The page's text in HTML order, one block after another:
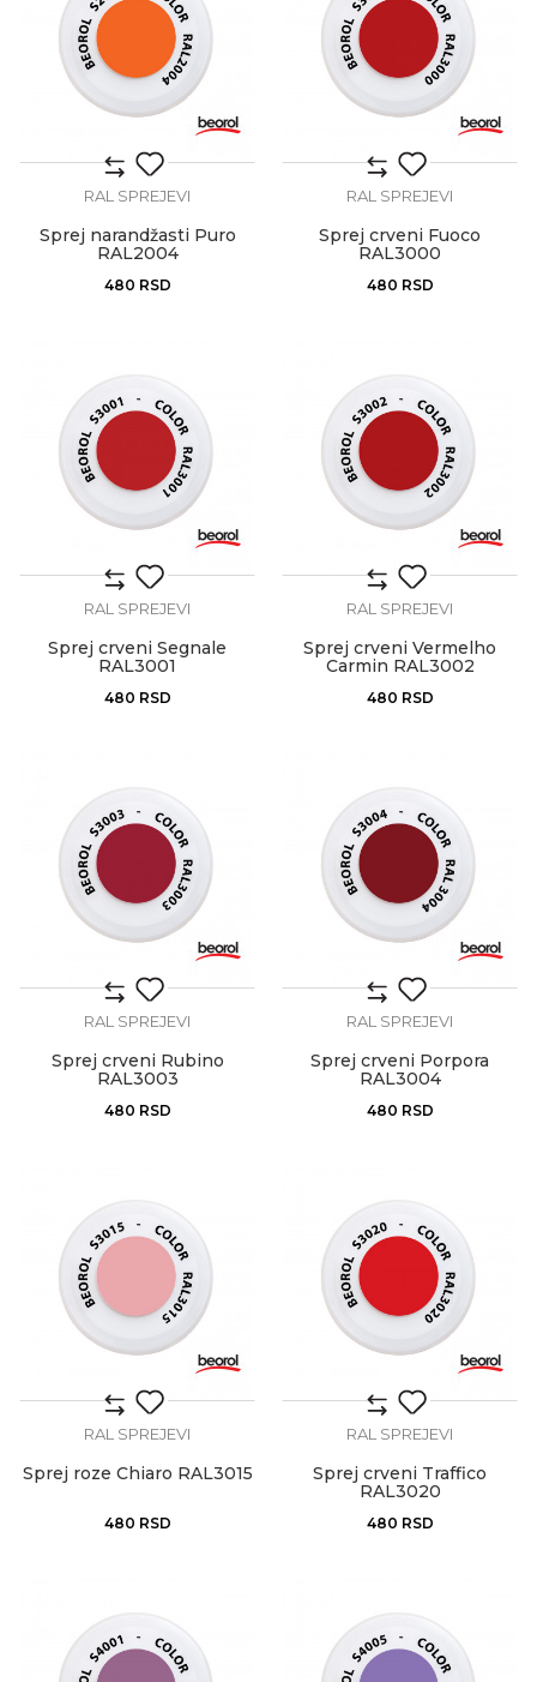
RAL SPREJEVI
Sprej narandžasti Puro
RAL2004
480 RSD
RAL SPREJEVI
Sprej crveni Fuoco
RAL3000
480 RSD
RAL SPREJEVI
Sprej crveni Segnale
RAL3001
480 RSD
RAL SPREJEVI
Sprej crveni Vermelho
Carmin RAL3002
480 RSD
RAL SPREJEVI
Sprej crveni Rubino
RAL3003
480 RSD
RAL SPREJEVI
Sprej crveni Porpora
RAL3004
480 RSD
RAL SPREJEVI
Sprej roze Chiaro RAL3015
480 RSD
RAL SPREJEVI
Sprej crveni Traffico
RAL3020
480 RSD